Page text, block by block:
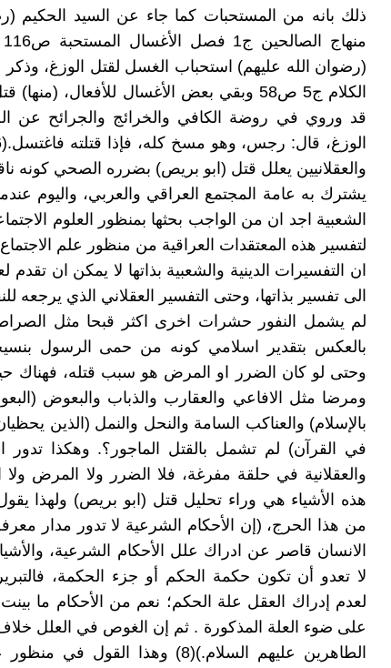
ذلك بانه من المستحبات كما جاء عن السيد الحكيم
(رضوان الله عليهم) استحباب الغسل لقتل الوزغ،
الكلام ج5 ص58 وبقي بعض الأغسال للأفعال،
قد وروي في روضة الكافي والخرائج والجرائح عن
يشترك به عامة المجتمع العراقي والعربي، واليوم
الشعبية اجد ان من الواجب بحثها بمنظور العلوم
لتفسير هذه المعتقدات العراقية من منظور علم
ان التفسيرات الدينية والشعبية بذاتها لا يمكن ان تقدم
الى تفسير بذاتها، وحتى التفسير العقلاني الذي يرجعه
لم يشمل النفور حشرات اخرى اكثر قبحا مثل
بالعكس بتقدير اسلامي كونه من حمى الرسول
وحتى لو كان الضرر او المرض هو سبب قتله، فهناك
ومرضا مثل الافاعي والعقارب والذباب والبعوض
بالإسلام) والعناكب السامة والنحل والنمل (الذين
في القرآن) لم تشمل بالقتل الماجور؟. وهكذا تدور
والعقلانية في حلقة مفرغة، فلا الضرر ولا المرض
هذه الأشياء هي وراء تحليل قتل (ابو بريص) ولهذا
من هذا الحرج، (إن الأحكام الشرعية لا تدور مدار
الانسان قاصر عن ادراك علل الأحكام الشرعية،
لا تعدو أن تكون حكمة الحكم أو جزء الحكمة،
لعدم إدراك العقل علة الحكم؛ نعم من الأحكام ما
على ضوء العلة المذكورة . ثم إن الغوص في العلل
الطاهرين عليهم السلام.)(8) وهذا